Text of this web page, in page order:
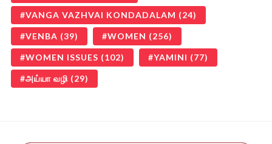
VANGA VAZHVAI KONDADALAM (24)
VENBA (39) WOMEN (256)
WOMEN ISSUES (102) YAMINI (77)
அய்யா வழி (29)